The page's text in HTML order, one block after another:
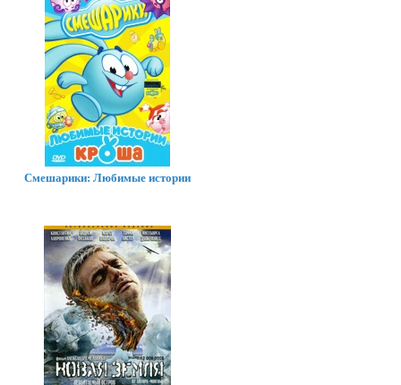
Смешарики: Любимые истории